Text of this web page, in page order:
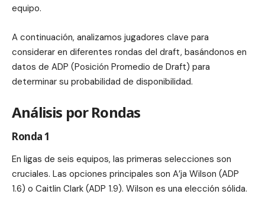
equipo.
A continuación, analizamos jugadores clave para
considerar en diferentes rondas del draft, basándonos en
datos de ADP (Posición Promedio de Draft) para
determinar su probabilidad de disponibilidad.
Análisis por Rondas
Ronda 1
En ligas de seis equipos, las primeras selecciones son
cruciales. Las opciones principales son A’ja Wilson (ADP
1.6) o Caitlin Clark (ADP 1.9). Wilson es una elección sólida.